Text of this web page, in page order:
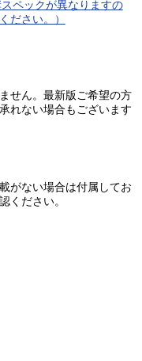
スペックが異なりますの
ださい。）
せん。最新版ご希望の方
れない場合もございます
がない場合は付属してお
ください。